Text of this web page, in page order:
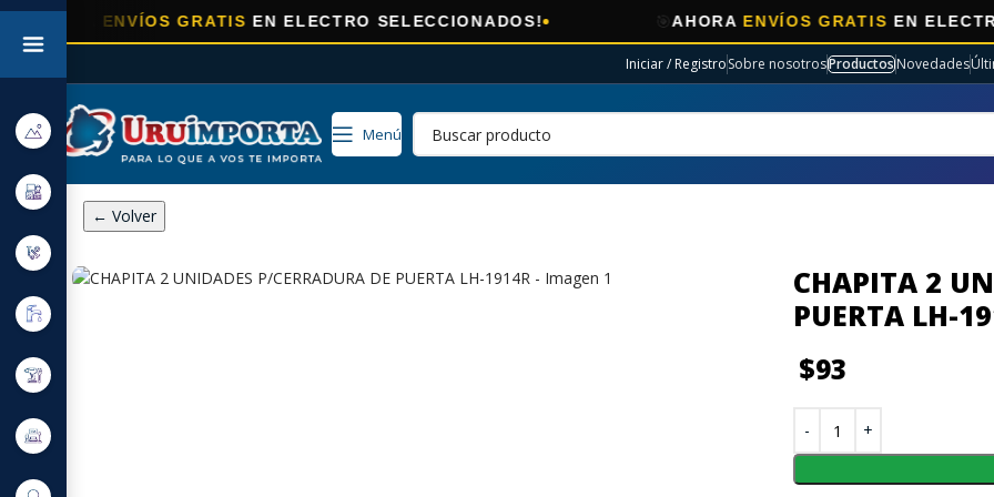
ENVÍOS GRATISEN ELECTRO SELECCIONADOS! AHORAENVÍOS GRATISEN ELECTRO
Iniciar / RegistroSobre nosotrosProductosNovedades
Menú
← Volver
CHAPITA 2
PUERTA LH-
$93